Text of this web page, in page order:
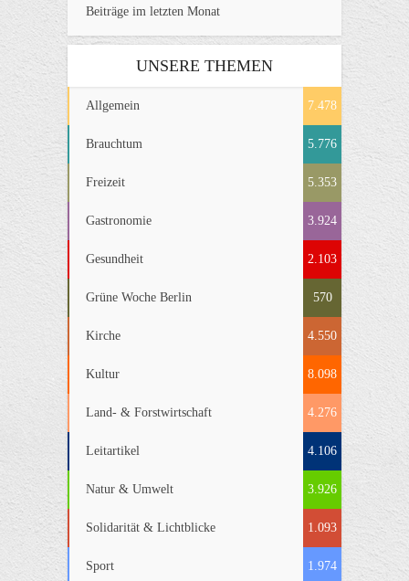
Beiträge im letzten Monat
UNSERE THEMEN
Allgemein 7.478
Brauchtum 5.776
Freizeit 5.353
Gastronomie 3.924
Gesundheit 2.103
Grüne Woche Berlin 570
Kirche 4.550
Kultur 8.098
Land- & Forstwirtschaft 4.276
Leitartikel 4.106
Natur & Umwelt 3.926
Solidarität & Lichtblicke 1.093
Sport 1.974